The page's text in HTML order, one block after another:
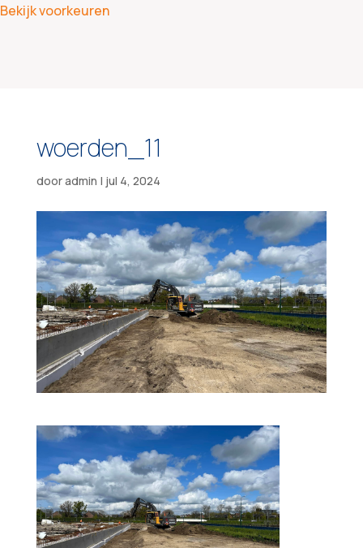
Bekijk voorkeuren
woerden_11
dooradmin | jul 4, 2024